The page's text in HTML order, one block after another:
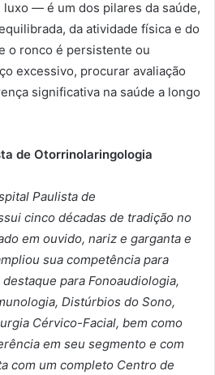
— é um dos pilares da saúde,
da atividade física e do
o ronco é persistente ou
excessivo, procurar avaliação
significativa na saúde a longo
de Otorrinolaringologia
Paulista de
cinco décadas de tradição no
em ouvido, nariz e garganta e
sua competência para
para Fonoaudiologia,
Distúrbios do Sono,
Cérvico-Facial, bem como
em seu segmento e com
com um completo Centro de